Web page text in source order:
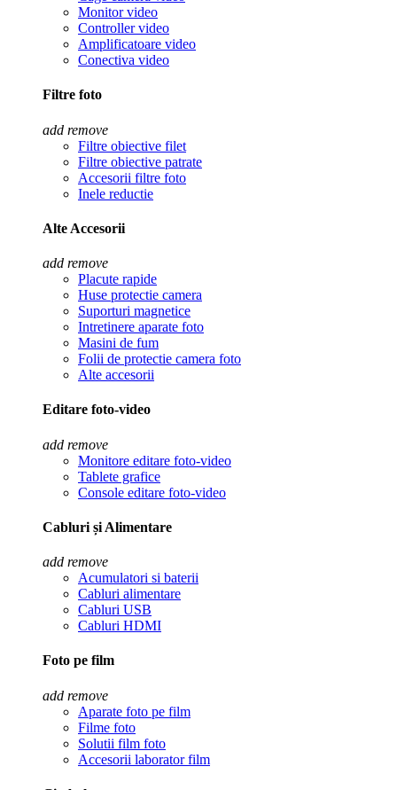
Monitor video
Controller video
Amplificatoare video
Conectiva video
Filtre foto
add remove
Filtre obiective filet
Filtre obiective patrate
Accesorii filtre foto
Inele reductie
Alte Accesorii
add remove
Placute rapide
Huse protectie camera
Suporturi magnetice
Intretinere aparate foto
Masini de fum
Folii de protectie camera foto
Alte accesorii
Editare foto-video
add remove
Monitore editare foto-video
Tablete grafice
Console editare foto-video
Cabluri și Alimentare
add remove
Acumulatori si baterii
Cabluri alimentare
Cabluri USB
Cabluri HDMI
Foto pe film
add remove
Aparate foto pe film
Filme foto
Solutii film foto
Accesorii laborator film